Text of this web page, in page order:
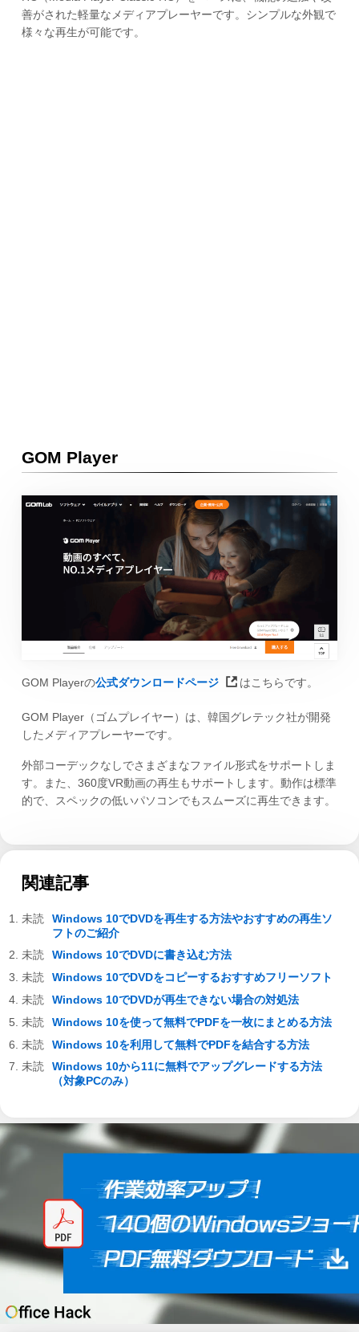
善がされた軽量なメディアプレーヤーです。シンプルな外観で
様々な再生が可能です。
GOM Player
GOM Playerの公式ダウンロードページ はこちらです。
GOM Player（ゴムプレイヤー）は、韓国グレテック社が開発
したメディアプレーヤーです。
外部コーデックなしでさまざまなファイル形式をサポートしま
す。また、360度VR動画の再生もサポートします。動作は標準
的で、スペックの低いパソコンでもスムーズに再生できます。
関連記事
Windows 10でDVDを再生する方法やおすすめの再生ソ
フトのご紹介
Windows 10でDVDに書き込む方法
Windows 10でDVDをコピーするおすすめフリーソフト
Windows 10でDVDが再生できない場合の対処法
Windows 10を使って無料でPDFを一枚にまとめる方法
Windows 10を利用して無料でPDFを結合する方法
Windows 10から11に無料でアップグレードする方法
（対象PCのみ）